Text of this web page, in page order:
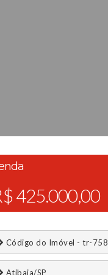
425.000,00
Código do Imóvel - tr-758
Atibaia/SP